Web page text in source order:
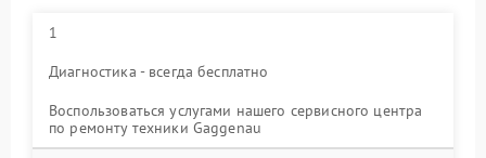
1
Диагностика - всегда бесплатно
Воспользоваться услугами нашего сервисного центра
по ремонту техники Gaggenau